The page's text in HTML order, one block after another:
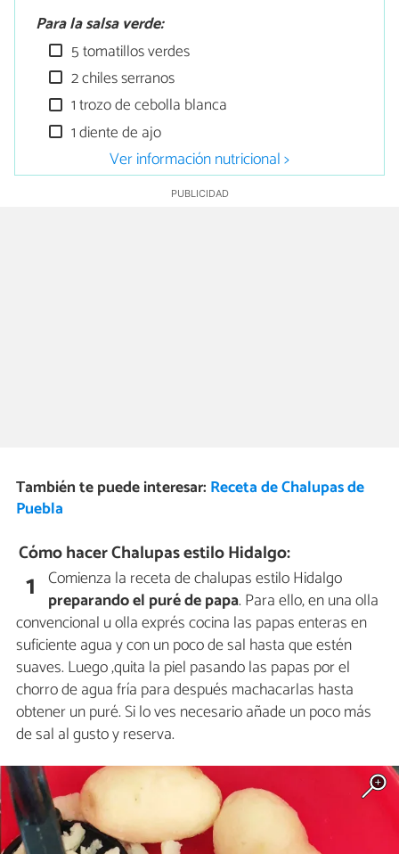
Para la salsa verde:
5 tomatillos verdes
2 chiles serranos
1 trozo de cebolla blanca
1 diente de ajo
Ver información nutricional >
También te puede interesar: Receta de Chalupas de
Puebla
Cómo hacer Chalupas estilo Hidalgo:
1 Comienza la receta de chalupas estilo Hidalgo
preparando el puré de papa. Para ello, en una olla
convencional u olla exprés cocina las papas enteras en
suficiente agua y con un poco de sal hasta que estén
suaves. Luego ,quita la piel pasando las papas por el
chorro de agua fría para después machacarlas hasta
obtener un puré. Si lo ves necesario añade un poco más
de sal al gusto y reserva.